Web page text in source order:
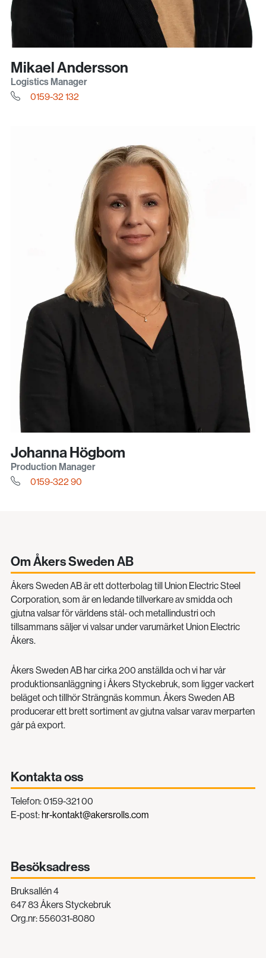
Mikael Andersson
Logistics Manager
0159-32 132
Johanna Högbom
Production Manager
0159-322 90
Om Åkers Sweden AB
Åkers Sweden AB är ett dotterbolag till Union Electric Steel
Corporation, som är en ledande tillverkare av smidda och
gjutna valsar för världens stål- och metallindustri och
tillsammans säljer vi valsar under varumärket Union Electric
Åkers.
Åkers Sweden AB har cirka 200 anställda och vi har vår
produktionsanläggning i Åkers Styckebruk, som ligger vackert
beläget och tillhör Strängnäs kommun. Åkers Sweden AB
producerar ett brett sortiment av gjutna valsar varav merparten
går på export.
Kontakta oss
Telefon: 0159-321 00
E-post:hr-kontakt@akersrolls.com
Besöksadress
Bruksallén 4
647 83 Åkers Styckebruk
Org.nr: 556031-8080